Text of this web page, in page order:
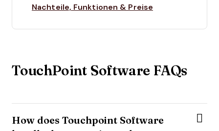
Nachteile, Funktionen & Preise
TouchPoint Software FAQs
How does Touchpoint Software